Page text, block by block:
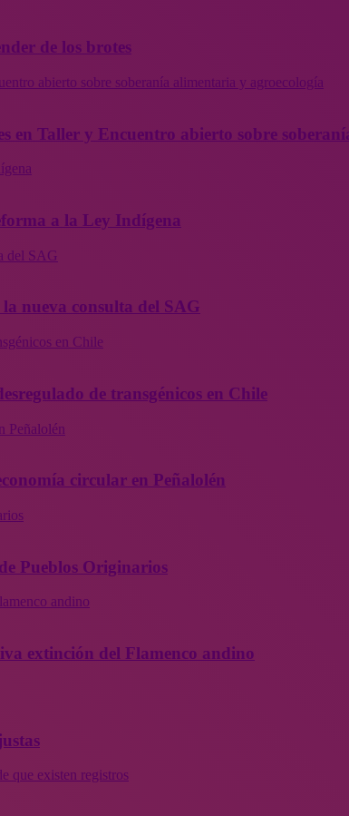
de los brotes
abierto sobre soberanía alimentaria y agroecología
en Taller y Encuentro abierto sobre
a la Ley Indígena
del SAG
la nueva consulta del SAG
en Chile
de transgénicos en Chile
Peñalolén
circular en Peñalolén
Pueblos Originarios
andino
extinción del Flamenco andino
que existen registros